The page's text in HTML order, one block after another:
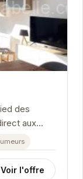
des
aux
amateurs
Voir l'offre